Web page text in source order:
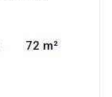
72 m²